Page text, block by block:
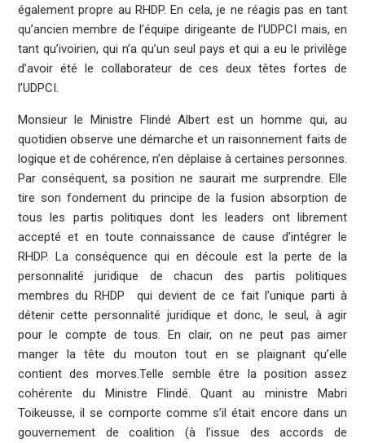
également propre au RHDP. En cela, je ne réagis pas en tant
qu’ancien membre de l’équipe dirigeante de l’UDPCI mais, en
tant qu’ivoirien, qui n’a qu’un seul pays et qui a eu le privilège
d’avoir été le collaborateur de ces deux têtes fortes de
l’UDPCI.
Monsieur le Ministre Flindé Albert est un homme qui, au
quotidien observe une démarche et un raisonnement faits de
logique et de cohérence, n’en déplaise à certaines personnes.
Par conséquent, sa position ne saurait me surprendre. Elle
tire son fondement du principe de la fusion absorption de
tous les partis politiques dont les leaders ont librement
accepté et en toute connaissance de cause d’intégrer le
RHDP. La conséquence qui en découle est la perte de la
personnalité juridique de chacun des partis politiques
membres du RHDP qui devient de ce fait l’unique parti à
détenir cette personnalité juridique et donc, le seul, à agir
pour le compte de tous. En clair, on ne peut pas aimer
manger la tête du mouton tout en se plaignant qu’elle
contient des morves.Telle semble être la position assez
cohérente du Ministre Flindé. Quant au ministre Mabri
Toikeusse, il se comporte comme s’il était encore dans un
gouvernement de coalition (à l’issue des accords de